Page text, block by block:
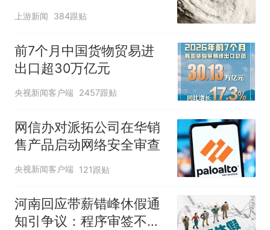
么大
上游新闻 384跟贴
前7个月中国货物贸易进
出口超30万亿元
央视新闻客户端 2457跟贴
网信办对派拓公司在华销
售产品启动网络安全审查
央视新闻客户端 121跟贴
河南回应带薪错峰休假通
知引争议：程序审签不规